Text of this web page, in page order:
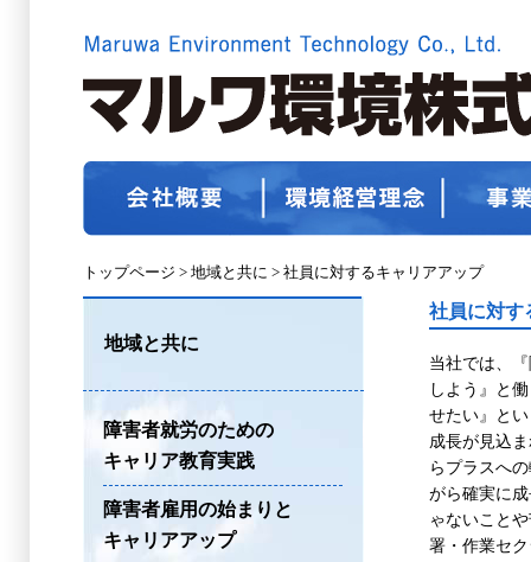
トップページ > 地域と共に > 社員に対するキャリアアップ
地域と共に
障害者就労のための
キャリア教育実践
障害者雇用の始まりと
キャリアアップ
社員に対す
当社では、
しよう』と
せたい』と
成長が見込
らプラスへ
がら確実に
ゃないこと
署・作業セ